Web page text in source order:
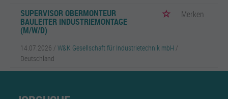
SUPERVISOR OBERMONTEUR
BAULEITER INDUSTRIEMONTAGE
(M/W/D)
Merken
14.07.2026 / W&K Gesellschaft für Industrietechnik mbH /
Deutschland